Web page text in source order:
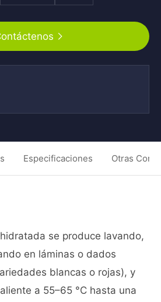
Especificaciones Otras
se produce lavando,
en láminas o dados
blancas o rojas), y
a 55–65 °C hasta una